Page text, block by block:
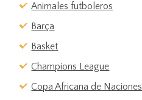
Animales futboleros
Barça
Basket
Champions League
Copa Africana de Naciones